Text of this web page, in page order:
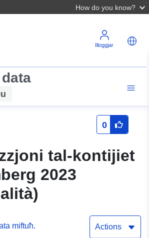
How do you know?
Illoggjar
0
tal-kontijiet
2023
miftuħ. Actions